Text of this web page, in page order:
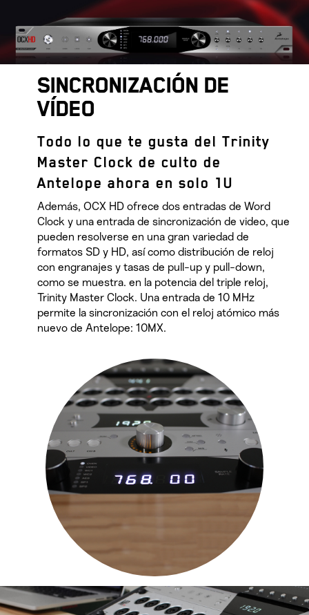
SINCRONIZACIÓN DE
VÍDEO
Todo lo que te gusta del Trinity
Master Clock de culto de
Antelope ahora en solo 1U
Además, OCX HD ofrece dos entradas de Word
Clock y una entrada de sincronización de video, que
pueden resolverse en una gran variedad de
formatos SD y HD, así como distribución de reloj
con engranajes y tasas de pull-up y pull-down,
como se muestra. en la potencia del triple reloj,
Trinity Master Clock. Una entrada de 10 MHz
permite la sincronización con el reloj atómico más
nuevo de Antelope: 10MX.